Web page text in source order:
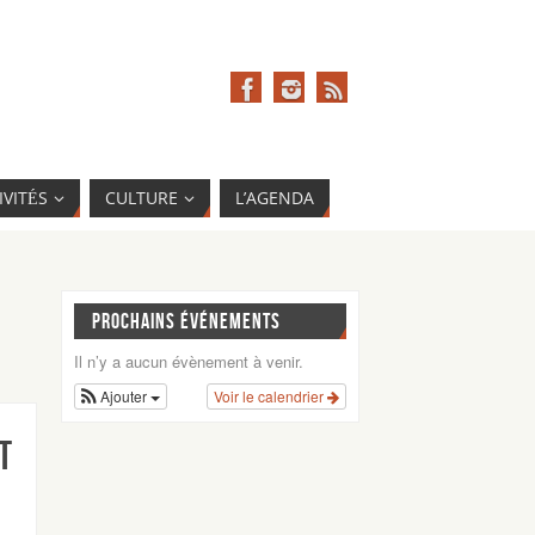
CULTURE L’AGENDA
PROCHAINS ÉVÉNEMENTS
Il n’y a aucun évènement à venir.
Voir le calendrier
Ajouter